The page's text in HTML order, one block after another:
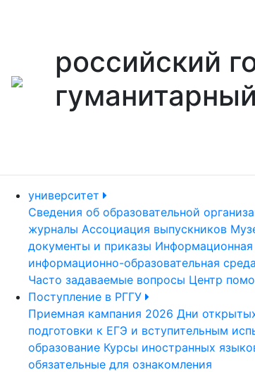
российский
университет
Сведения об образовательной
журналы Ассоциация выпускников
документы и приказы Информационная
информационно-образовательная среда
Часто задаваемые вопросы Центр
Поступление в РГГУ
Приемная кампания 2026 Дни
подготовки к ЕГЭ и вступительным
образование Курсы иностранных
обязательные для ознакомления